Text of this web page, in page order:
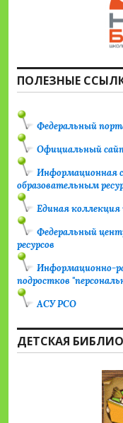
ПОЛЕЗНЫЕ
Федеральный
Официальный
Информационная
образовательным
Единая коллекция
Федеральный
ресурсов
Информационно-
подростков
АСУ РСО
ДЕТСКАЯ